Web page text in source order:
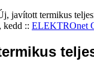
javított termikus
kedd :: ELEKTROnet